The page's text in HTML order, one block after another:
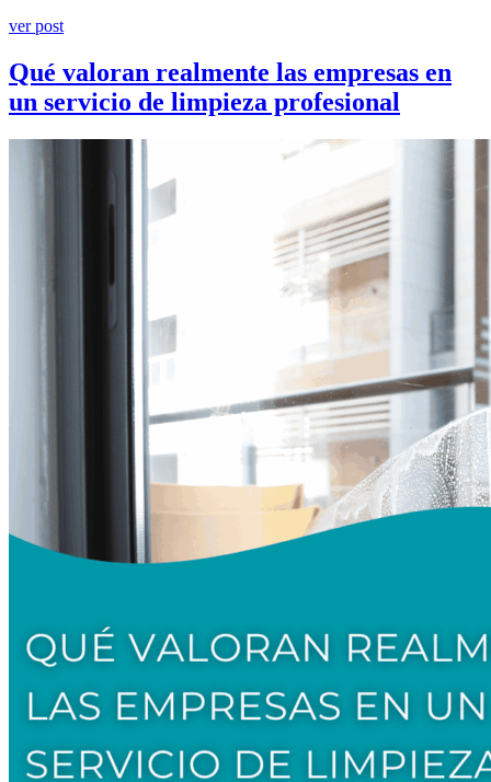
ver post
Qué valoran realmente las empresas en
un servicio de limpieza profesional